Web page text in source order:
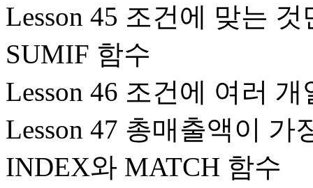
Lesson 45 조건에 맞는
SUMIF 함수
Lesson 46 조건에 여러
Lesson 47 총매출액이
INDEX와 MATCH 함수